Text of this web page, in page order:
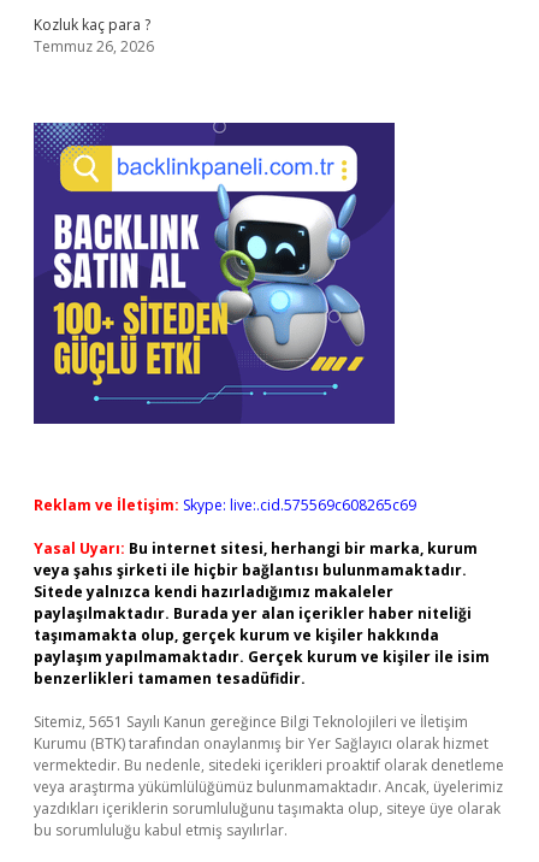
Kozluk kaç para ?
Temmuz 26, 2026
Reklam ve İletişim: Skype: live:.cid.575569c608265c69
Yasal Uyarı: Bu internet sitesi, herhangi bir marka, kurum
veya şahıs şirketi ile hiçbir bağlantısı bulunmamaktadır.
Sitede yalnızca kendi hazırladığımız makaleler
paylaşılmaktadır. Burada yer alan içerikler haber niteliği
taşımamakta olup, gerçek kurum ve kişiler hakkında
paylaşım yapılmamaktadır. Gerçek kurum ve kişiler ile isim
benzerlikleri tamamen tesadüfidir.
Sitemiz, 5651 Sayılı Kanun gereğince Bilgi Teknolojileri ve İletişim
Kurumu (BTK) tarafından onaylanmış bir Yer Sağlayıcı olarak hizmet
vermektedir. Bu nedenle, sitedeki içerikleri proaktif olarak denetleme
veya araştırma yükümlülüğümüz bulunmamaktadır. Ancak, üyelerimiz
yazdıkları içeriklerin sorumluluğunu taşımakta olup, siteye üye olarak
bu sorumluluğu kabul etmiş sayılırlar.